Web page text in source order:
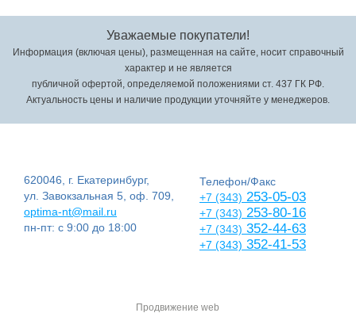
Уважаемые покупатели!
Информация (включая цены), размещенная на сайте, носит справочный
характер и не является
публичной офертой, определяемой положениями ст. 437 ГК РФ.
Актуальность цены и наличие продукции уточняйте у менеджеров.
620046, г. Екатеринбург,
ул. Завокзальная 5, оф. 709,
optima-nt@mail.ru
пн-пт: с 9:00 до 18:00
Телефон/Факс
+7 (343) 253-05-03
+7 (343) 253-80-16
+7 (343) 352-44-63
+7 (343) 352-41-53
Продвижение web